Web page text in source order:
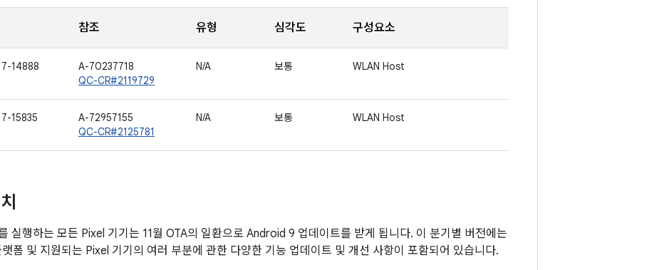
참조 유형 심각도 구성요소
14888
A-70237718
QC-CR#2119729
N/A 보통 WLAN Host
15835
A-72957155
QC-CR#2125781
N/A 보통 WLAN Host
실행하는 모든 Pixel 기기는 11월 OTA의 일환으로 Android 9 업데이트를 받게 됩니다. 이 분기별 버전에는
폼 및 지원되는 Pixel 기기의 여러 부분에 관한 다양한 기능 업데이트 및 개선 사항이 포함되어 있습니다.